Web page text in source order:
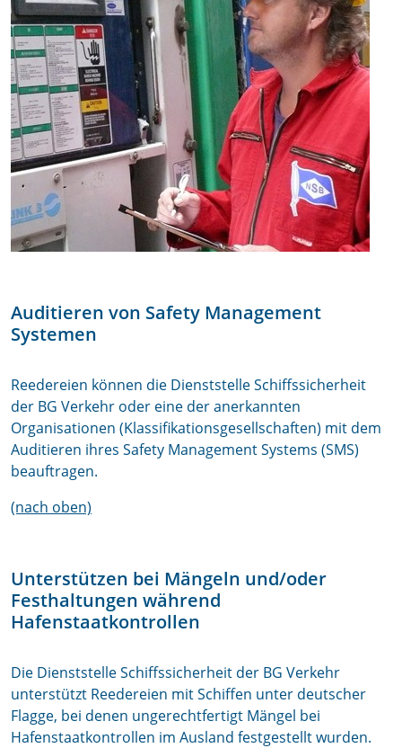
Auditieren von Safety Management
Systemen
Reedereien können die Dienststelle Schiffssicherheit
der BG Verkehr oder eine der anerkannten
Organisationen (Klassifikationsgesellschaften) mit dem
Auditieren ihres Safety Management Systems (SMS)
beauftragen.
(nach oben)
Unterstützen bei Mängeln und/oder
Festhaltungen während
Hafenstaatkontrollen
Die Dienststelle Schiffssicherheit der BG Verkehr
unterstützt Reedereien mit Schiffen unter deutscher
Flagge, bei denen ungerechtfertigt Mängel bei
Hafenstaatkontrollen im Ausland festgestellt wurden.